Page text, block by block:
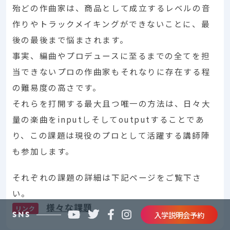
SNS 入学説明会予約
殆どの作曲家は、商品として成立するレベルの音
作りやトラックメイキングができないことに、最
後の最後まで悩まされます。
事実、編曲やプロデュースに至るまでの全てを担
当できないプロの作曲家もそれなりに存在する程
の難易度の高さです。
それらを打開する最大且つ唯一の方法は、日々大
量の楽曲をinputしそしてoutputすることであ
り、この課題は現役のプロとして活躍する講師陣
も参加します。
それぞれの課題の詳細は下記ページをご覧下さ
い。
リンク 様々な課題